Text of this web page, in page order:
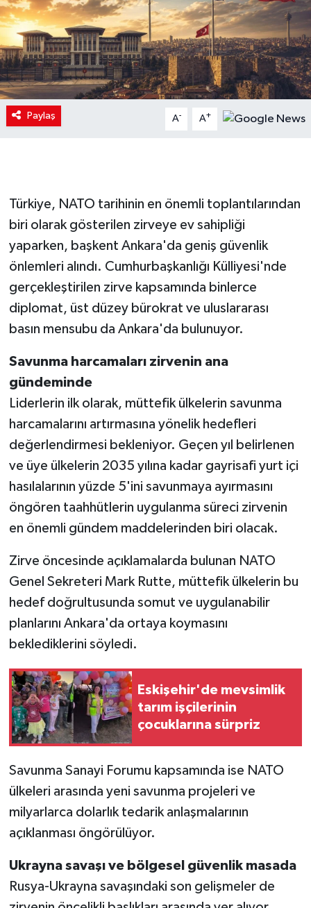
Paylaş A- A+
Türkiye, NATO tarihinin en önemli toplantılarından
biri olarak gösterilen zirveye ev sahipliği
yaparken, başkent Ankara'da geniş güvenlik
önlemleri alındı. Cumhurbaşkanlığı Külliyesi'nde
gerçekleştirilen zirve kapsamında binlerce
diplomat, üst düzey bürokrat ve uluslararası
basın mensubu da Ankara'da bulunuyor.
Savunma harcamaları zirvenin ana
gündeminde
Liderlerin ilk olarak, müttefik ülkelerin savunma
harcamalarını artırmasına yönelik hedefleri
değerlendirmesi bekleniyor. Geçen yıl belirlenen
ve üye ülkelerin 2035 yılına kadar gayrisafi yurt içi
hasılalarının yüzde 5'ini savunmaya ayırmasını
öngören taahhütlerin uygulanma süreci zirvenin
en önemli gündem maddelerinden biri olacak.
Zirve öncesinde açıklamalarda bulunan NATO
Genel Sekreteri Mark Rutte, müttefik ülkelerin bu
hedef doğrultusunda somut ve uygulanabilir
planlarını Ankara'da ortaya koymasını
beklediklerini söyledi.
Eskişehir'de mevsimlik
tarım işçilerinin
çocuklarına sürpriz
Savunma Sanayi Forumu kapsamında ise NATO
ülkeleri arasında yeni savunma projeleri ve
milyarlarca dolarlık tedarik anlaşmalarının
açıklanması öngörülüyor.
Ukrayna savaşı ve bölgesel güvenlik masada
Rusya-Ukrayna savaşındaki son gelişmeler de